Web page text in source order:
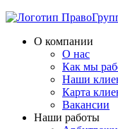
О компании
О нас
Как мы
Наши
Карта
Вакансии
Наши работы